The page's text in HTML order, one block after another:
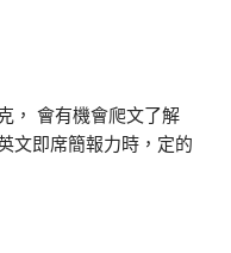
， 會有機會爬文了解
文即席簡報力時，定的